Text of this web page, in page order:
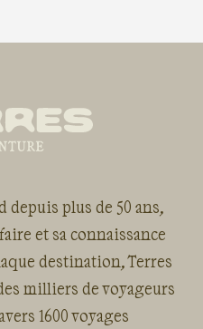
depuis plus de 50 ans,
et sa connaissance
destination, Terres
milliers de voyageurs
1600 voyages